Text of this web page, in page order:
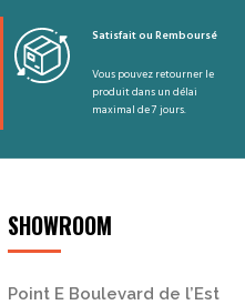
Satisfait ou Remboursé
Vous pouvez retourner le
produit dans un délai
maximal de 7 jours.
SHOWROOM
Point E Boulevard de l’Est